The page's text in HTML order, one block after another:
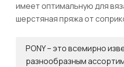
имеет оптимальную для
шерстяная пряжа от
PONY – это всемирно
разнообразным